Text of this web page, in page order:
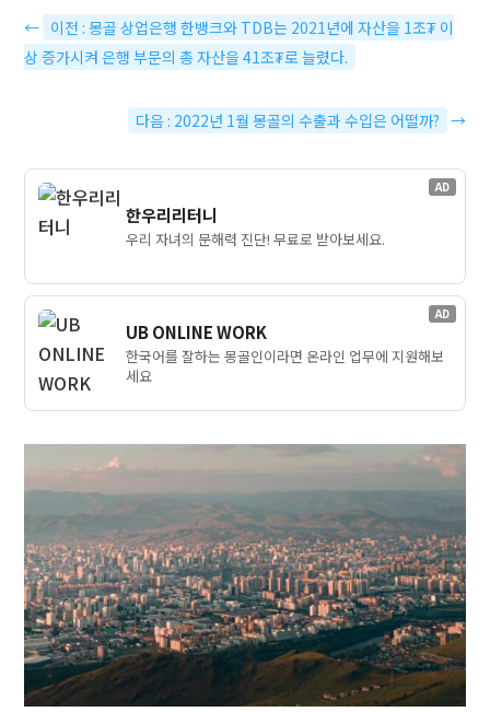
← 이전 : 몽골 상업은행 한뱅크와 TDB는 2021년에 자산을 1조₮ 이
상 증가시켜 은행 부문의 총 자산을 41조₮로 늘렸다.
다음 : 2022년 1월 몽골의 수출과 수입은 어떨까? →
AD
한우리리터니
우리 자녀의 문해력 진단! 무료로 받아보세요.
AD
UB ONLINE WORK
한국어를 잘하는 몽골인이라면 온라인 업무에 지원해보
세요